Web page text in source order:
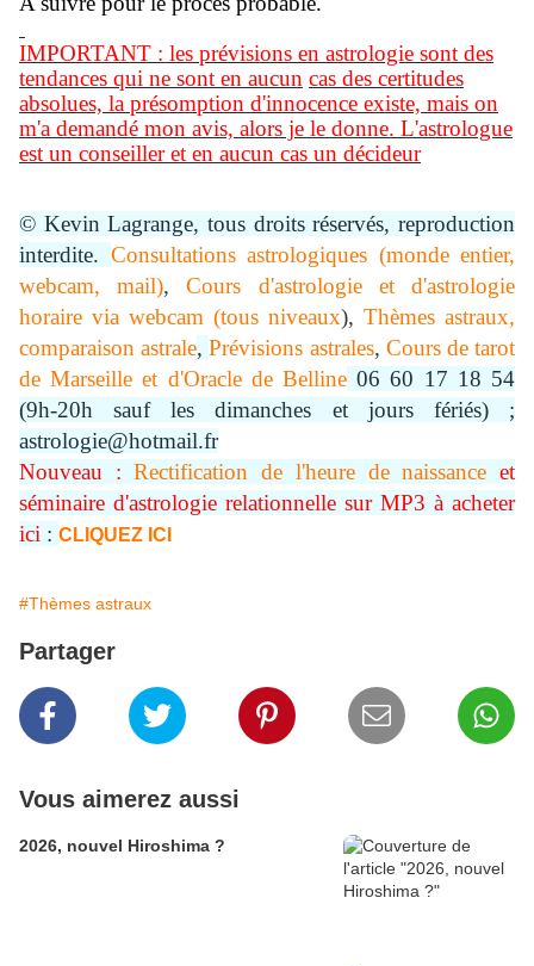
IMPORTANT : les prévisions en astrologie sont des
tendances qui ne sont en aucun cas des certitudes
absolues, la présomption d'innocence existe, mais on
m'a demandé mon avis, alors je le donne. L'astrologue
est un conseiller et en aucun cas un décideur
© Kevin Lagrange, tous droits réservés, reproduction
interdite. Consultations astrologiques (monde entier,
webcam, mail),Cours d'astrologie et d'astrologie
horaire via webcam (tous niveaux), Thèmes astraux,
comparaison astrale,Prévisions astrales, Cours de tarot
de Marseille et d'Oracle de Belline 06 60 17 18 54
(9h-20h sauf les dimanches et jours fériés) ;
astrologie@hotmail.fr
Nouveau :Rectification de l'heure de naissance et
séminaire d'astrologie relationnelle sur MP3 à acheter
ici : CLIQUEZ ICI
#Thèmes astraux
Partager
Vous aimerez aussi
2026, nouvel Hiroshima ?